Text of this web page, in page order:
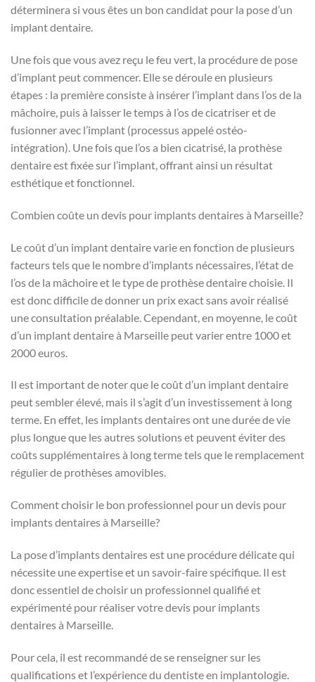
déterminera si vous êtes un bon candidat pour la pose d’un
implant dentaire.
Une fois que vous avez reçu le feu vert, la procédure de pose
d’implant peut commencer. Elle se déroule en plusieurs
étapes : la première consiste à insérer l’implant dans l’os de la
mâchoire, puis à laisser le temps à l’os de cicatriser et de
fusionner avec l’implant (processus appelé ostéo-
intégration). Une fois que l’os a bien cicatrisé, la prothèse
dentaire est fixée sur l’implant, offrant ainsi un résultat
esthétique et fonctionnel.
Combien coûte un devis pour implants dentaires à Marseille?
Le coût d’un implant dentaire varie en fonction de plusieurs
facteurs tels que le nombre d’implants nécessaires, l’état de
l’os de la mâchoire et le type de prothèse dentaire choisie. Il
est donc difficile de donner un prix exact sans avoir réalisé
une consultation préalable. Cependant, en moyenne, le coût
d’un implant dentaire à Marseille peut varier entre 1000 et
2000 euros.
Il est important de noter que le coût d’un implant dentaire
peut sembler élevé, mais il s’agit d’un investissement à long
terme. En effet, les implants dentaires ont une durée de vie
plus longue que les autres solutions et peuvent éviter des
coûts supplémentaires à long terme tels que le remplacement
régulier de prothèses amovibles.
Comment choisir le bon professionnel pour un devis pour
implants dentaires à Marseille?
La pose d’implants dentaires est une procédure délicate qui
nécessite une expertise et un savoir-faire spécifique. Il est
donc essentiel de choisir un professionnel qualifié et
expérimenté pour réaliser votre devis pour implants
dentaires à Marseille.
Pour cela, il est recommandé de se renseigner sur les
qualifications et l’expérience du dentiste en implantologie.